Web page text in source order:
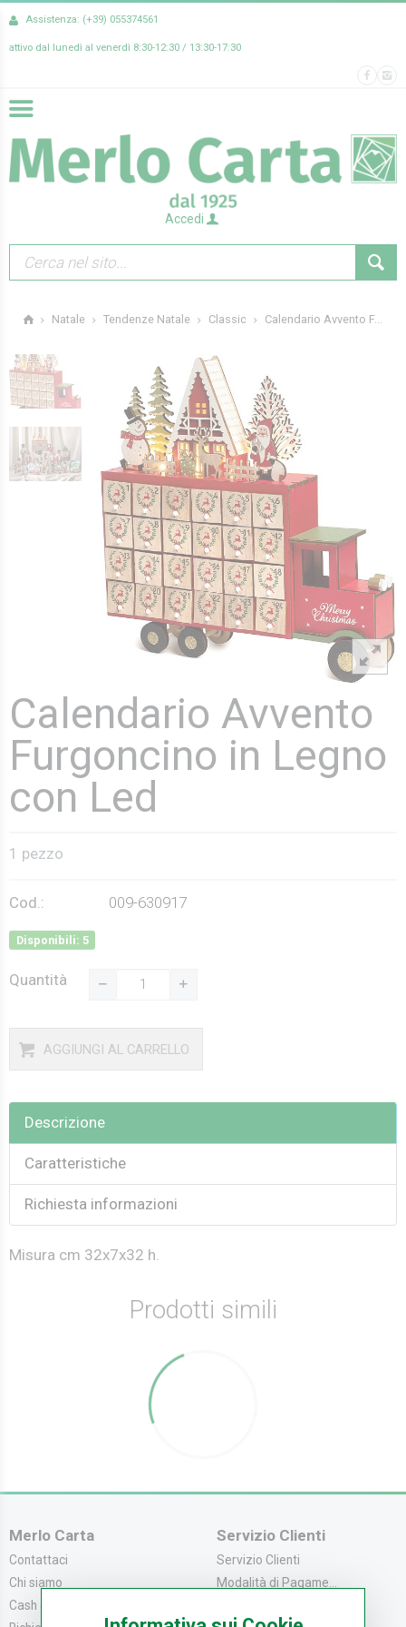
Assistenza: (+39) 055374561
attivo dal lunedì al venerdì 8:30-12:30 / 13:30-17:30
Accedi
Natale Tendenze Natale Classic Calendario Avvento F...
Calendario Avvento
Furgoncino in Legno
con Led
1 pezzo
Cod.: 009-630917
Disponibili: 5
Quantità
AGGIUNGI AL CARRELLO
Descrizione
Caratteristiche
Richiesta informazioni
Misura cm 32x7x32 h.
Prodotti simili
Merlo Carta
Contattaci
Chi siamo
Cash & Carry
Servizio Clienti
Servizio Clienti
Modalità di Pagame...